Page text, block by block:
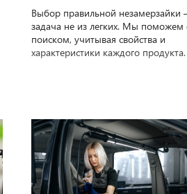
Выбор правильной незамерзайки
задача не из легких. Мы поможем
поиском, учитывая свойства и
характеристики каждого продукта.